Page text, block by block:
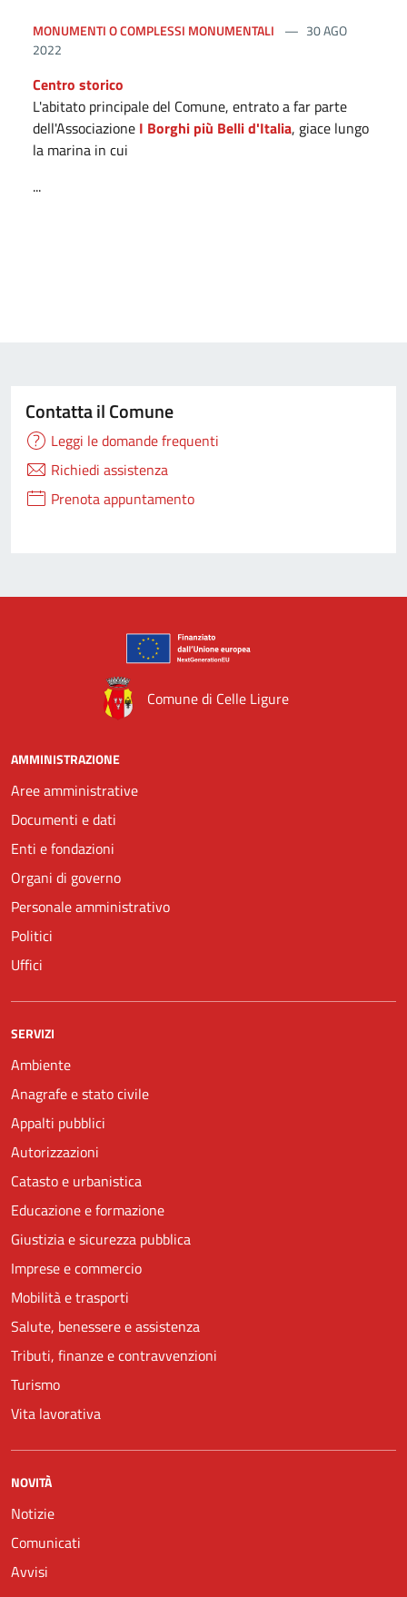
MONUMENTI O COMPLESSI MONUMENTALI
30 AGO
2022
Centro storico
L'abitato principale del Comune, entrato a far parte
dell'Associazione I Borghi più Belli d'Italia, giace lungo
la marina in cui
...
Contatta il Comune
Leggi le domande frequenti
Richiedi assistenza
Prenota appuntamento
Comune di Celle Ligure
AMMINISTRAZIONE
Aree amministrative
Documenti e dati
Enti e fondazioni
Organi di governo
Personale amministrativo
Politici
Uffici
SERVIZI
Ambiente
Anagrafe e stato civile
Appalti pubblici
Autorizzazioni
Catasto e urbanistica
Educazione e formazione
Giustizia e sicurezza pubblica
Imprese e commercio
Mobilità e trasporti
Salute, benessere e assistenza
Tributi, finanze e contravvenzioni
Turismo
Vita lavorativa
NOVITÀ
Notizie
Comunicati
Avvisi